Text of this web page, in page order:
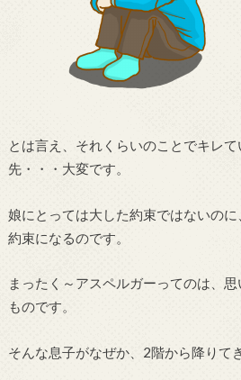
とは言え、それくらいのことでキレ
先・・・大変です。
娘にとっては大した約束ではないの
約束になるのです。
まったく～アスペルガーってのは、
ものです。
そんな息子がなぜか、2階から降りて